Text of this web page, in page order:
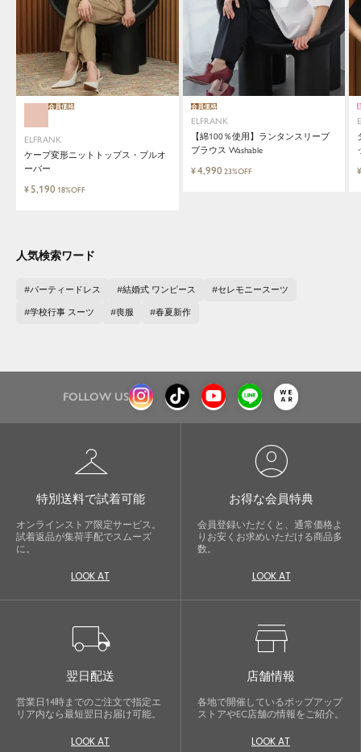
ELFRANK
ケープ変形ニットトップス・プルオ
ーバー
会員価格
¥5,190 18%OFF
ELFRANK
【綿100％使用】ランタンスリーブ
ブラウス Washable
会員価格
¥4,990 23%OFF ¥
人気検索ワード
パーティードレス 結婚式 ワンピース セレモニースーツ
学校行事 スーツ 喪服 春夏新作
FOLLOW US
checkroom
特別送料で試着可能
オンラインストア限定サービス。
試着返品が集荷手配でスムーズ
に。
LOOK AT
account_circle
お得な会員特典
会員登録いただくと、通常価格よ
りお安くお求めいただける商品多
数。
LOOK AT
local_shipping
翌日配送
営業日14時までのご注文で指定エ
リア内なら最短翌日お届け可能。
LOOK AT
store
店舗情報
各地で開催しているポップアップ
ストアやEC店舗の情報をご紹介。
LOOK AT